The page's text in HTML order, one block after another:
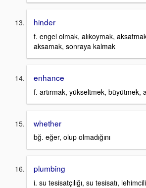
hinder
f. engel olmak, alıkoymak,
aksamak, sonraya kalmak
enhance
f. artırmak, yükseltmek, büyütmek,
whether
bğ. eğer, olup olmadığını
plumbing
i. su tesisatçılığı, su tesisatı,